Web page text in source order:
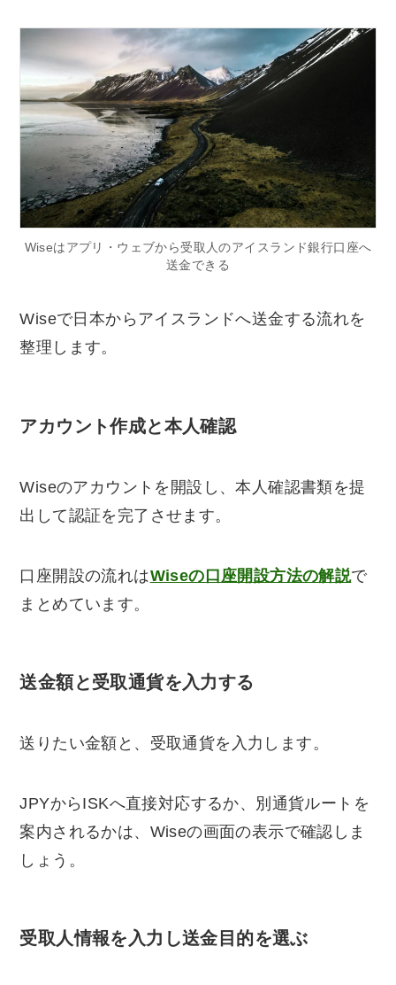
Wiseはアプリ・ウェブから受取人のアイスランド銀行口座へ
送金できる
Wiseで日本からアイスランドへ送金する流れを
整理します。
アカウント作成と本人確認
Wiseのアカウントを開設し、本人確認書類を提
出して認証を完了させます。
口座開設の流れはWiseの口座開設方法の解説で
まとめています。
送金額と受取通貨を入力する
送りたい金額と、受取通貨を入力します。
JPYからISKへ直接対応するか、別通貨ルートを
案内されるかは、Wiseの画面の表示で確認しま
しょう。
受取人情報を入力し送金目的を選ぶ